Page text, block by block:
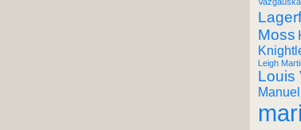
Moss
Leigh
Louis